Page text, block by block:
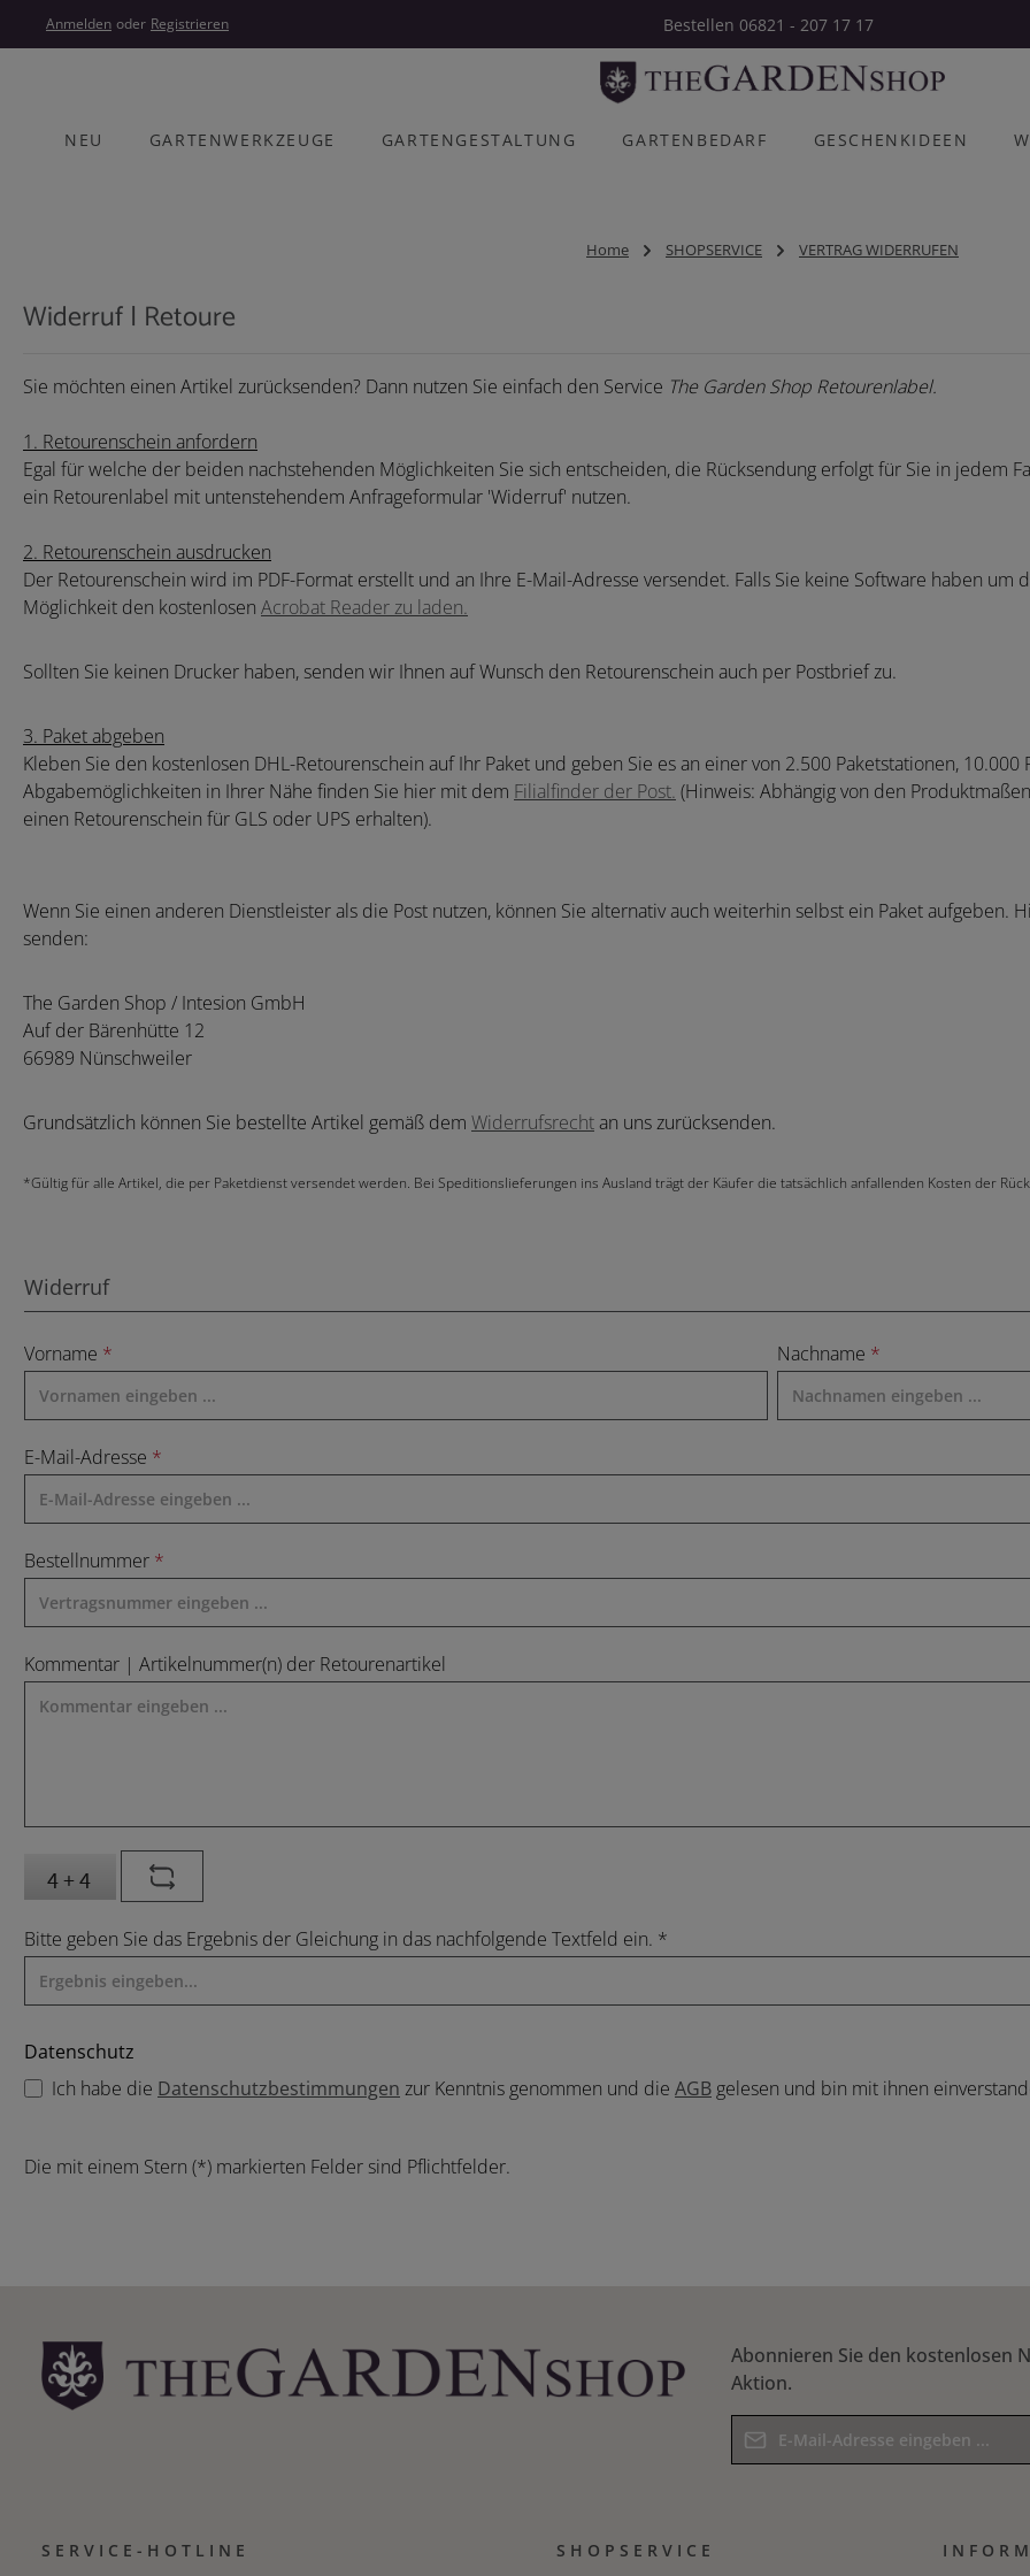
Hauptinhalt springen
Zur Hauptnavigation springen
Anmelden oder Registrieren Bestellen 06821 - 207 17 17
NEU GARTENWERKZEUGE GARTENGESTALTUNG GARTENBEDARF GESCHENKIDEEN
Home SHOPSERVICE VERTRAG WIDERRUFEN
Widerruf | Retoure
Sie möchten einen Artikel zurücksenden? Dann nutzen Sie einfach den Service The Garden Shop Retourenlabel.
1. Retourenschein anfordern
Egal für welche der beiden nachstehenden Möglichkeiten Sie sich entscheiden, die Rücksendung erfolgt für Sie in jedem
ein Retourenlabel mit untenstehendem Anfrageformular 'Widerruf' nutzen.
2. Retourenschein ausdrucken
Der Retourenschein wird im PDF-Format erstellt und an Ihre E-Mail-Adresse versendet. Falls Sie keine Software haben
Möglichkeit den kostenlosen Acrobat Reader zu laden.
Sollten Sie keinen Drucker haben, senden wir Ihnen auf Wunsch den Retourenschein auch per Postbrief zu.
3. Paket abgeben
Kleben Sie den kostenlosen DHL-Retourenschein auf Ihr Paket und geben Sie es an einer von 2.500 Paketstationen,
Abgabemöglichkeiten in Ihrer Nähe finden Sie hier mit dem Filialfinder der Post. (Hinweis: Abhängig von den
einen Retourenschein für GLS oder UPS erhalten).
Wenn Sie einen anderen Dienstleister als die Post nutzen, können Sie alternativ auch weiterhin selbst ein Paket aufgeben.
senden:
The Garden Shop / Intesion GmbH
Auf der Bärenhütte 12
66989 Nünschweiler
Grundsätzlich können Sie bestellte Artikel gemäß dem Widerrufsrechtan uns zurücksenden.
*Gültig für alle Artikel, die per Paketdienst versendet werden. Bei Speditionslieferungen ins Ausland trägt der Käufer die tatsächlich anfallenden Kosten der
Widerruf
Vorname * Nachname *
E-Mail-Adresse *
Bestellnummer *
Kommentar | Artikelnummer(n) der Retourenartikel
Bitte geben Sie das Ergebnis der Gleichung in das nachfolgende Textfeld ein. *
Datenschutz
Ich habe die Datenschutzbestimmungen zur Kenntnis genommen und die AGB gelesen und bin mit ihnen
Die mit einem Stern (*) markierten Felder sind Pflichtfelder.
Abonnieren Sie den kostenlosen
Aktion.
E-Mail-Adresse*
Kenntnis genommen und die AGB
Bitte geben Sie das Ergebnis der
SERVICE-HOTLINE SHOPSERVICE